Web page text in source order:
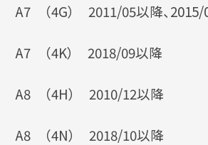
A7 （4G） 2011/05以降、2015/
A7 （4K） 2018/09以降
A8 （4H） 2010/12以降
A8 （4N） 2018/10以降